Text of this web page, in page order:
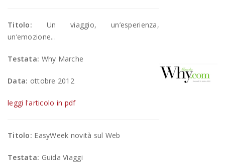
Titolo: Un viaggio, un’esperienza,
un’emozione...
Testata: Why Marche
Data: ottobre 2012
leggi l'articolo in pdf
Titolo: EasyWeek novità sul Web
Testata: Guida Viaggi